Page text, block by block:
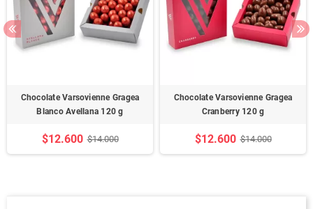
Chocolate Varsovienne Gragea
Blanco Avellana 120 g
$12.600 $14.000
Chocolate Varsovienne Gragea
Cranberry 120 g
$12.600 $14.000